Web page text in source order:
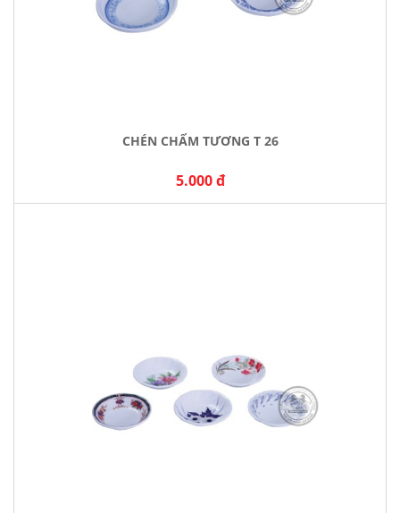
CHÉN CHẤM TƯƠNG T 26
5.000 đ